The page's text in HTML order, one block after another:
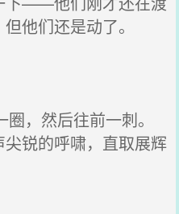
他们还是动了。
，然后往前一刺。
锐的呼啸，直取展辉